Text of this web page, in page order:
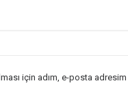
için adım, e-posta